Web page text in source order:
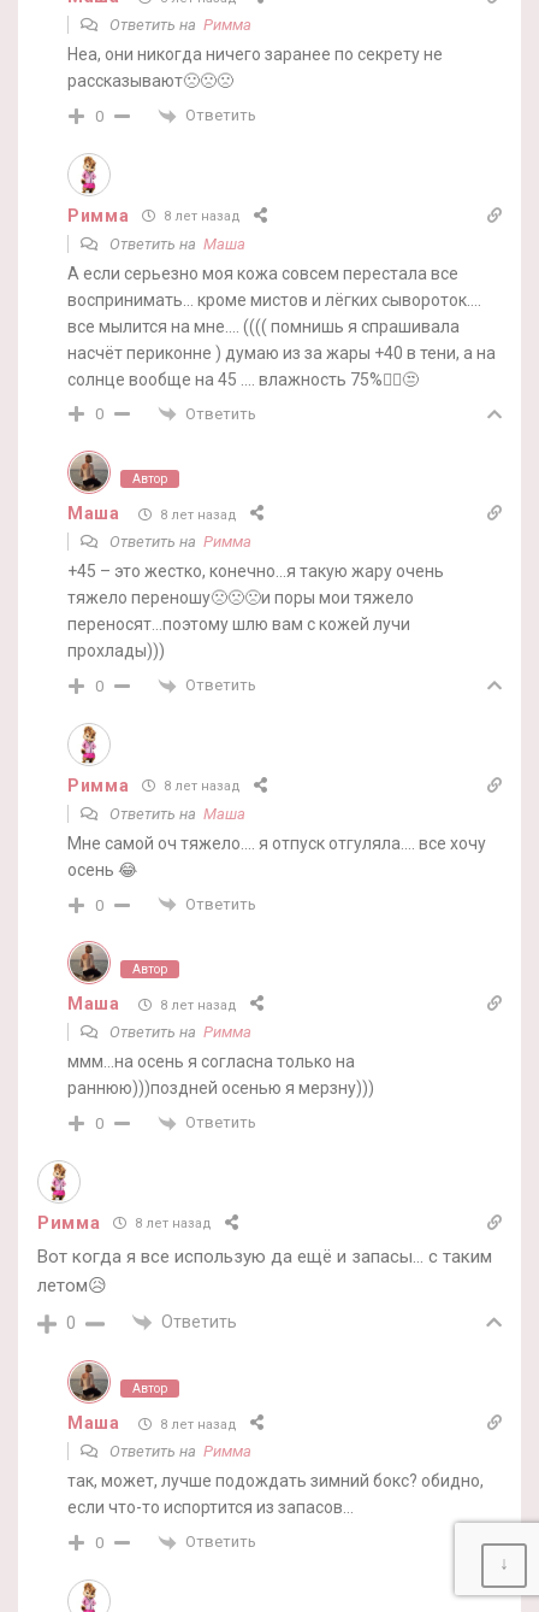
Ответить на Римма
Неа, они никогда ничего заранее по секрету не
рассказывают🙁🙁🙁
0 Ответить
Римма 8 лет назад
Ответить на Маша
А если серьезно моя кожа совсем перестала все
воспринимать… кроме мистов и лёгких сывороток….
все мылится на мне…. (((( помнишь я спрашивала
насчёт периконне ) думаю из за жары +40 в тени, а на
солнце вообще на 45 …. влажность 75%🤦‍♀️😒
0 Ответить
Автор
Маша 8 лет назад
Ответить на Римма
+45 – это жестко, конечно…я такую жару очень
тяжело переношу🙁🙁🙁и поры мои тяжело
переносят…поэтому шлю вам с кожей лучи
прохлады)))
0 Ответить
Римма 8 лет назад
Ответить на Маша
Мне самой оч тяжело…. я отпуск отгуляла…. все хочу
осень 😂
0 Ответить
Автор
Маша 8 лет назад
Ответить на Римма
ммм…на осень я согласна только на
раннюю)))поздней осенью я мерзну)))
0 Ответить
Римма 8 лет назад
Вот когда я все использую да ещё и запасы… с таким
летом😥
0 Ответить
Автор
Маша 8 лет назад
Ответить на Римма
так, может, лучше подождать зимний бокс? обидно,
если что-то испортится из запасов…
0 Ответить
↓